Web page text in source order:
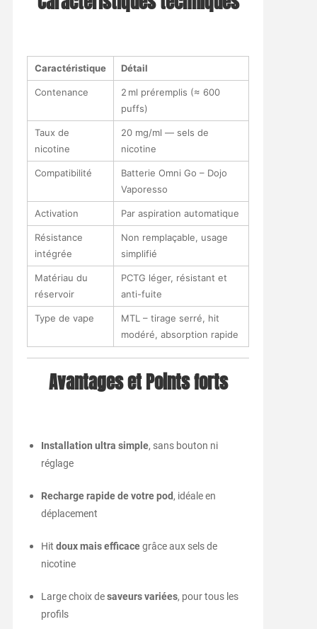
Caractéristique Détail
Contenance
2 ml préremplis (≈ 600
puffs)
Taux de
nicotine
20 mg/ml — sels de
nicotine
Compatibilité
Batterie Omni Go – Dojo
Vaporesso
Activation Par aspiration automatique
Résistance
intégrée
Non remplaçable, usage
simplifié
Matériau du
réservoir
PCTG léger, résistant et
anti-fuite
Type de vape
MTL – tirage serré, hit
modéré, absorption rapide
Avantages et Points forts
Installation ultra simple, sans bouton ni
réglage
Recharge rapide de votre pod, idéale en
déplacement
Hit doux mais efficacegrâce aux sels de
nicotine
Large choix desaveurs variées, pour tous les
profils